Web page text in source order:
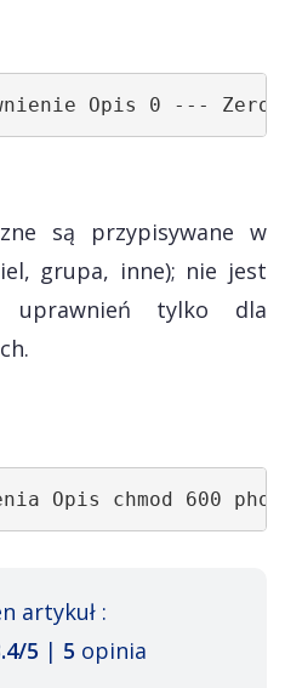
Opis 0 ---
są przypisywane w
grupa, inne); nie jest
uprawnień tylko dla
Opis chmod 600
artykuł :
/5 | 5 opinia